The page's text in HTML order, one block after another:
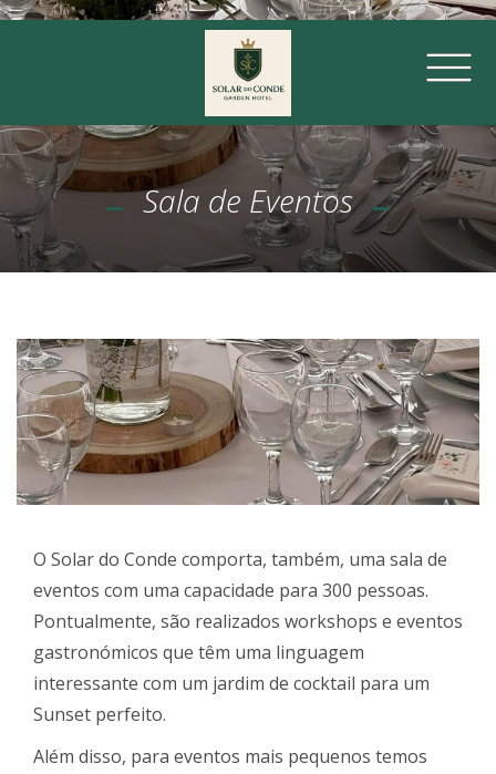
Sala de Eventos
O Solar do Conde comporta, também, uma sala de
eventos com uma capacidade para 300 pessoas.
Pontualmente, são realizados workshops e eventos
gastronómicos que têm uma linguagem
interessante com um jardim de cocktail para um
Sunset perfeito.
Além disso, para eventos mais pequenos temos